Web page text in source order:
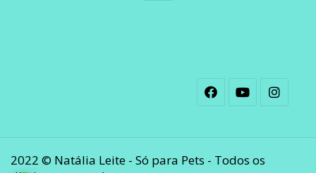
2022 © Natália Leite - Só para Pets - Todos os